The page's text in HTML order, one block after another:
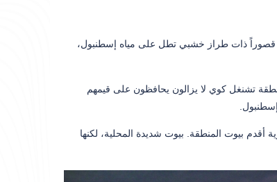
قصوراً ذات طراز خشبي تطل على مياه إسطنبول،
تشنغل كوي لا يزالون يحافظون على قيمهم
أقدم بيوت المنطقة. بيوت شديدة المحلية، لكنها